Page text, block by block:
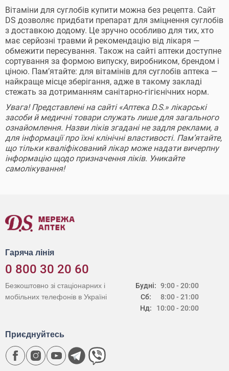
Вітаміни для суглобів купити можна без рецепта. Сайт
DS дозволяє придбати препарат для зміцнення суглобів
з доставкою додому. Це зручно особливо для тих, хто
має серйозні травми й рекомендацію від лікаря —
обмежити пересування. Також на сайті аптеки доступне
сортування за формою випуску, виробником, брендом і
ціною. Пам’ятайте: для вітамінів для суглобів аптека —
найкраще місце зберігання, адже в такому закладі
стежать за дотриманням санітарно-гігієнічних норм.
Увага! Представлені на сайті «Аптека D.S.» лікарські
засоби й медичні товари служать лише для загального
ознайомлення. Назви ліків згадані не задля реклами, а
для інформації про їхні клінічні властивості. Пам’ятайте,
що тільки кваліфікований лікар може надати вичерпну
інформацію щодо призначення ліків. Уникайте
самолікування!
Гаряча лінія
0 800 30 20 60
Будні:
Сб:
Нд:
9:00 - 20:00
8:00 - 21:00
10:00 - 20:00
Безкоштовно зі стаціонарних і
мобільних телефонів в Україні
Приєднуйтесь